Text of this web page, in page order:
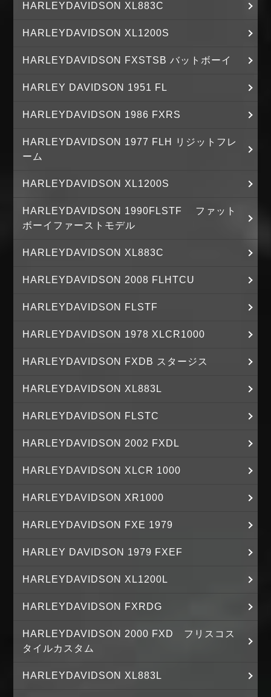
HARLEYDAVIDSON XL883C
HARLEYDAVIDSON XL1200S
HARLEYDAVIDSON FXSTSB バットボーイ
HARLEY DAVIDSON 1951 FL
HARLEYDAVIDSON 1986 FXRS
HARLEYDAVIDSON 1977 FLH リジットフレ
ーム
HARLEYDAVIDSON XL1200S
HARLEYDAVIDSON 1990FLSTF ファット
ボーイファーストモデル
HARLEYDAVIDSON XL883C
HARLEYDAVIDSON 2008 FLHTCU
HARLEYDAVIDSON FLSTF
HARLEYDAVIDSON 1978 XLCR1000
HARLEYDAVIDSON FXDB スタージス
HARLEYDAVIDSON XL883L
HARLEYDAVIDSON FLSTC
HARLEYDAVIDSON 2002 FXDL
HARLEYDAVIDSON XLCR 1000
HARLEYDAVIDSON XR1000
HARLEYDAVIDSON FXE 1979
HARLEY DAVIDSON 1979 FXEF
HARLEYDAVIDSON XL1200L
HARLEYDAVIDSON FXRDG
HARLEYDAVIDSON 2000 FXD フリスコス
タイルカスタム
HARLEYDAVIDSON XL883L